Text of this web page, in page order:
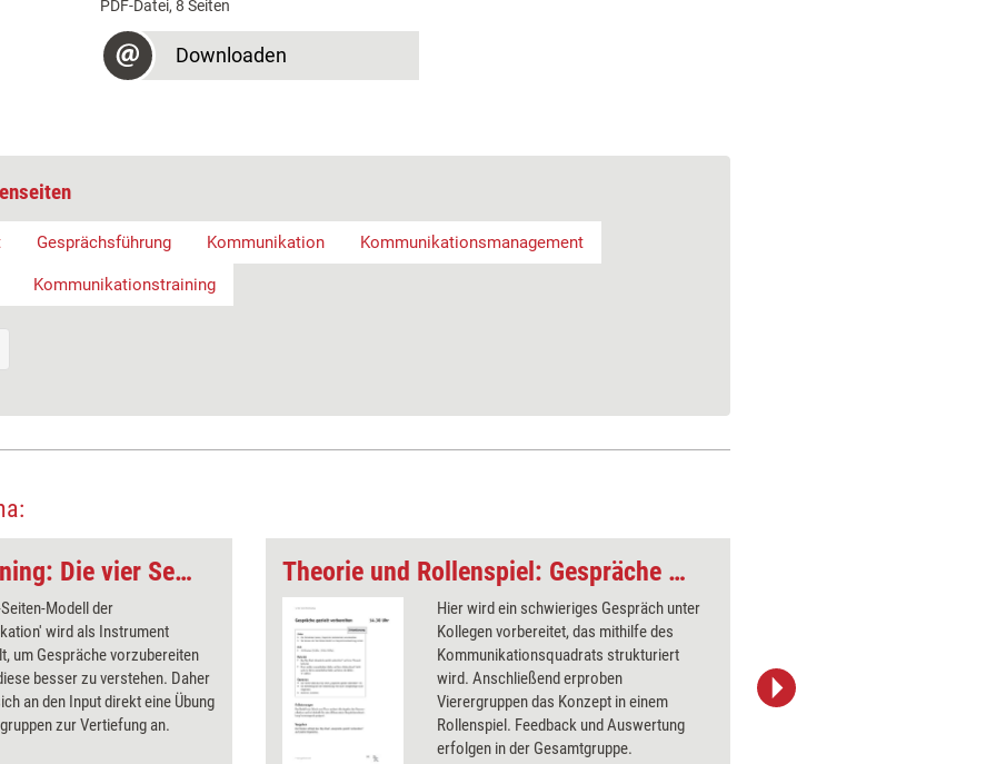
PDF-Datei, 8 Seiten
Downloaden
Gesprächsführung Kommunikation Kommunikationsmanagement
Kommunikationstraining
Kommunikationstraining: Die vier Seiten der Kommunikation – Modell und Übung
Modell der
wird als Instrument
um Gespräche vorzubereiten
besser zu verstehen. Daher
an den Input direkt eine Übung
zur Vertiefung an.
Theorie und Rollenspiel: Gespräche gezielt vorbereiten
Hier wird ein schwieriges Gespräch unter
Kollegen vorbereitet, das mithilfe des
Kommunikationsquadrats strukturiert
wird. Anschließend erproben
Vierergruppen das Konzept in einem
Rollenspiel. Feedback und Auswertung
erfolgen in der Gesamtgruppe.